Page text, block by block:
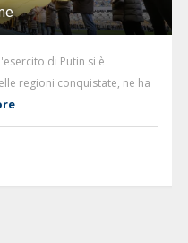
di Putin si è
regioni conquistate, ne ha